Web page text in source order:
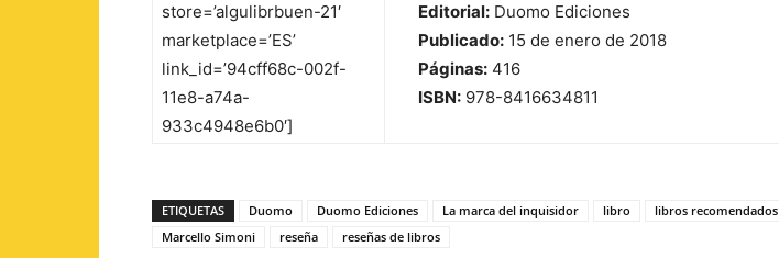
store=’algulibrbuen-21′
marketplace=’ES’
link_id=’94cff68c-002f-
11e8-a74a-
933c4948e6b0′]
Editorial: Duomo Ediciones
Publicado: 15 de enero de 2018
Páginas: 416
ISBN: 978-8416634811
ETIQUETAS Duomo Duomo Ediciones La marca del inquisidor libro libros recomendados
Marcello Simoni
reseña reseñas de libros